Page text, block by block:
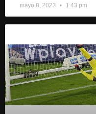
mayo 8, 2023 1:43 pm